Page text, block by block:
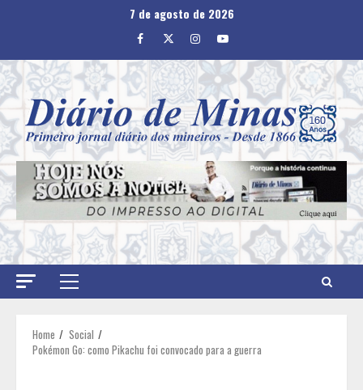
7 de agosto de 2026
Facebook
TwitterInstagram
Youtube
Primary
Home
Social
Pokémon Go: como Pikachu foi convocado para a guerra